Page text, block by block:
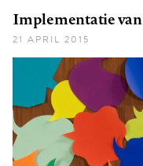
Implementatie
21 APRIL 2015